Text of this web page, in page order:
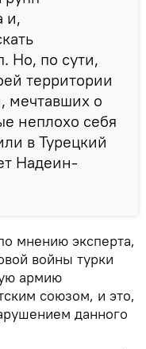
и,
Но, по сути,
территории
мечтавших о
неплохо себя
в Турецкий
Надеин-
мнению эксперта,
войны турки
армию
союзом, и это,
данного